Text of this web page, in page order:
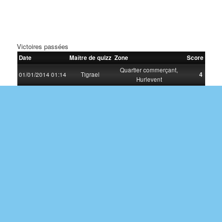
Victoires passées
Date Maître de quizz Zone Score
01/01/2014 01:14 Tigrael
Quartier commerçant,
Hurlevent
4